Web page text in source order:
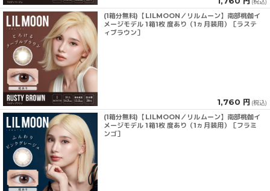
(税込)
(1箱分無料)【LILMOON／リルムーン】南部桃伽イ
メージモデル 1箱1枚 度あり（1ヵ月装用）［ラステ
ィブラウン］
1,760 円 (税込)
(1箱分無料)【LILMOON／リルムーン】南部桃伽イ
メージモデル 1箱1枚 度あり（1ヵ月装用）［フラミ
ンゴ］